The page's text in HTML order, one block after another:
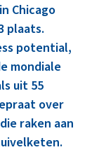
Chicago
plaats.
potential,
mondiale
uit 55
over
raken aan